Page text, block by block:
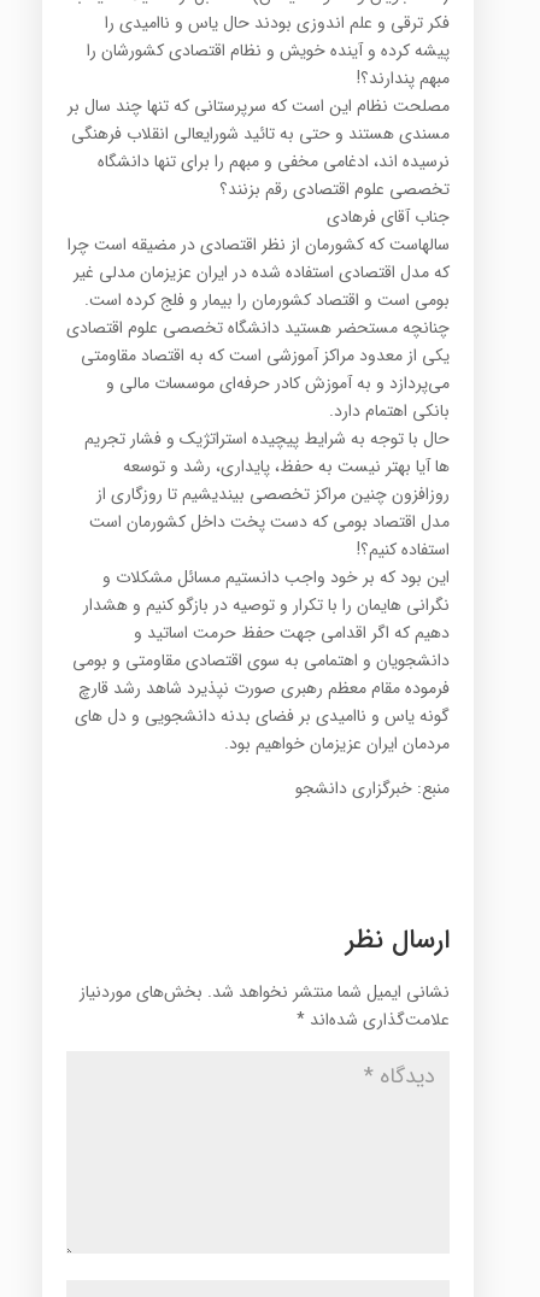
فکر ترقی و علم اندوزی بودند حال یاس و ناامیدی را
پیشه کرده و آینده خویش و نظام اقتصادی کشورشان را
مبهم پندارند؟!
مصلحت نظام این است که سرپرستانی که تنها چند سال بر
مسندی هستند و حتی به تائید شورایعالی انقلاب فرهنگی
نرسیده اند، ادغامی مخفی و مبهم را برای تنها دانشگاه
تخصصی علوم اقتصادی رقم بزنند؟
جناب آقای فرهادی
سالهاست که کشورمان از نظر اقتصادی در مضیقه است چرا
که مدل اقتصادی استفاده شده در ایران عزیزمان مدلی غیر
بومی است و اقتصاد کشورمان را بیمار و فلج کرده است.
چنانچه مستحضر هستید دانشگاه تخصصی علوم اقتصادی
یکی از معدود مراکز آموزشی است که به اقتصاد مقاومتی
می‌پردازد و به آموزش کادر حرفه‌ای موسسات مالی و
بانکی اهتمام دارد.
حال با توجه به شرایط پیچیده استراتژیک و فشار تجریم
ها آیا بهتر نیست به حفظ، پایداری، رشد و توسعه
روزافزون چنین مراکز تخصصی بیندیشیم تا روزگاری از
مدل اقتصاد بومی که دست پخت داخل کشورمان است
استفاده کنیم؟!
این بود که بر خود واجب دانستیم مسائل مشکلات و
نگرانی هایمان را با تکرار و توصیه در بازگو کنیم و هشدار
دهیم که اگر اقدامی جهت حفظ حرمت اساتید و
دانشجویان و اهتمامی به سوی اقتصادی مقاومتی و بومی
فرموده مقام معظم رهبری صورت نپذیرد شاهد رشد قارچ
گونه یاس و ناامیدی بر فضای بدنه دانشجویی و دل های
مردمان ایران عزیزمان خواهیم بود.
منبع: خبرگزاری دانشجو
ارسال نظر
نشانی ایمیل شما منتشر نخواهد شد. بخش‌های موردنیاز
علامت‌گذاری شده‌اند *